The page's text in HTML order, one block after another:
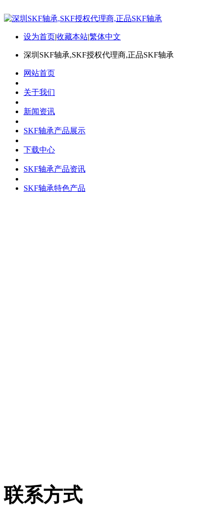
设为首页|收藏本站|繁体中文
深圳SKF轴承,SKF授权代理商,正品SKF轴承
网站首页
关于我们
新闻资讯
SKF轴承产品展示
下载中心
SKF轴承产品资讯
SKF轴承特色产品
联系方式